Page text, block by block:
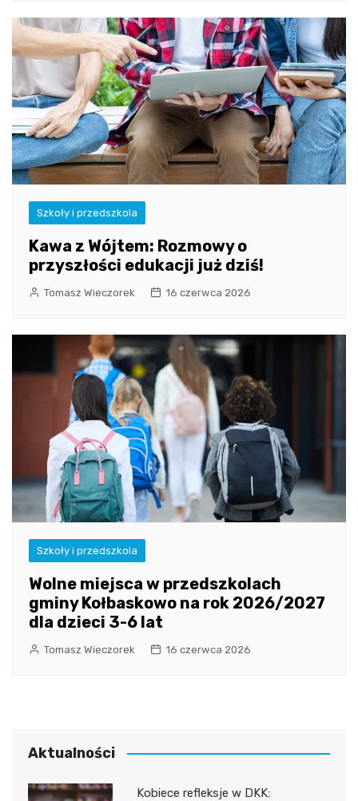
Szkoły i przedszkola
Kawa z Wójtem: Rozmowy o
przyszłości edukacji już dziś!
Tomasz Wieczorek 16 czerwca 2026
Szkoły i przedszkola
Wolne miejsca w przedszkolach
gminy Kołbaskowo na rok 2026/2027
dla dzieci 3-6 lat
Tomasz Wieczorek 16 czerwca 2026
Aktualności
Kobiece refleksje w DKK: